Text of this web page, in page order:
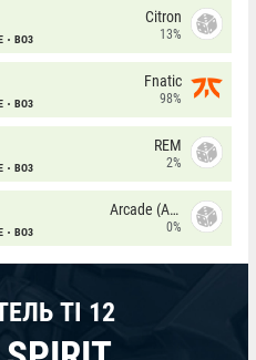
BO3
Citron
13%
BO3
Fnatic
98%
BO3
REM
2%
BO3
Arcade (AU)
0%
TI 12